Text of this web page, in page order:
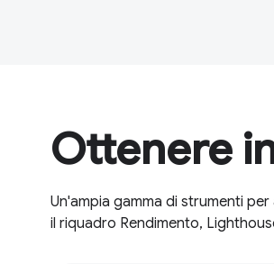
Ottenere
Un'ampia gamma di strumenti
il riquadro Rendimento,